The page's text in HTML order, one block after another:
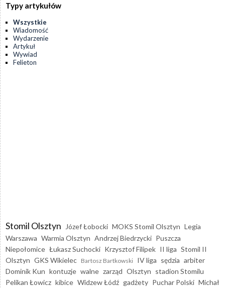
Typy artykułów
Wszystkie
Wiadomość
Wydarzenie
Artykuł
Wywiad
Felieton
Stomil Olsztyn Józef Łobocki MOKS Stomil Olsztyn Legia
Warszawa Warmia Olsztyn Andrzej Biedrzycki Puszcza
Niepołomice Łukasz Suchocki Krzysztof Filipek II liga Stomil II
Olsztyn GKS Wikielec Bartosz Bartkowski IV liga sędzia arbiter
Dominik Kun kontuzje walne zarząd Olsztyn stadion Stomilu
Pelikan Łowicz kibice Widzew Łódź gadżety Puchar Polski Michał